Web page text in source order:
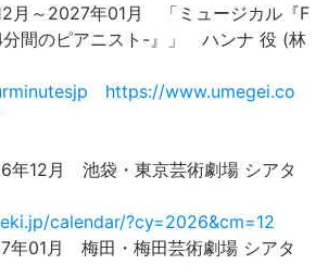
月～2027年01月 「ミュージカル『F
分間のピアニスト-』」 ハンナ 役 (林
https://www.umegei.co
年12月 池袋・東京芸術劇場 シアタ
calendar/?cy=2026&cm=12
年01月 梅田・梅田芸術劇場 シアタ